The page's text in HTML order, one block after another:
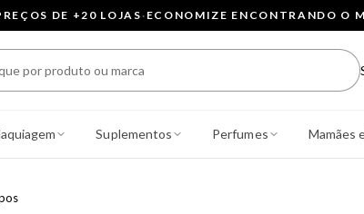
DE +20 LOJAS· ECONOMIZE ENCONTRANDO O
Suplementos Perfumes Mamães